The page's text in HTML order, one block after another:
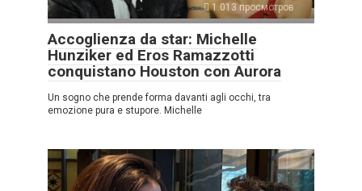
1.013 просмотров
Accoglienza da star: Michelle
Hunziker ed Eros Ramazzotti
conquistano Houston con Aurora
Un sogno che prende forma davanti agli occhi, tra
emozione pura e stupore. Michelle